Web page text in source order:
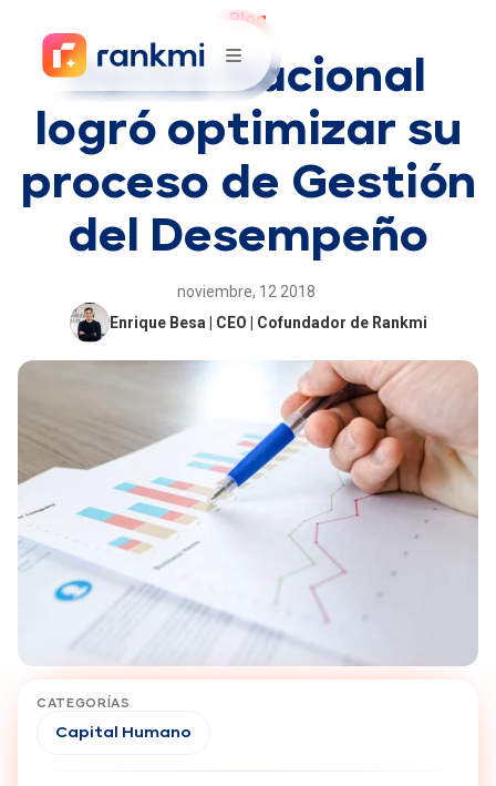
Blog
Renta Nacional
logró optimizar su
proceso de Gestión
del Desempeño
noviembre, 12 2018·
Enrique Besa | CEO | Cofundador de Rankmi
CATEGORÍAS
Capital Humano